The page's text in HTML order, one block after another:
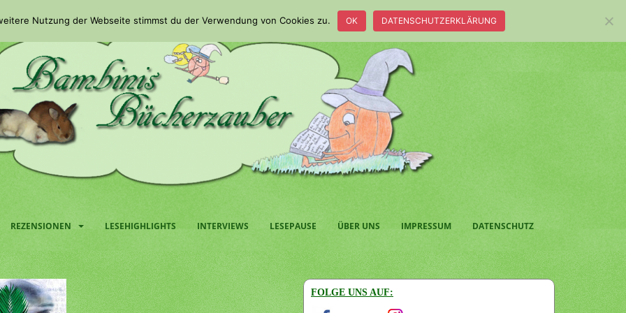
REZENSIONEN LESEHIGHLIGHTS INTERVIEWS LESEPAUSE ÜBER UNS IMPRESSUM DATENSCHUTZ
FOLGE UNS AUF:
Nutzung der Webseite stimmst du der Verwendung von Cookies zu. OK DATENSCHUTZERKLÄRUNG